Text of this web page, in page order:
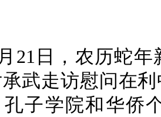
21日，农历蛇
武走访慰问在
子学院和华侨